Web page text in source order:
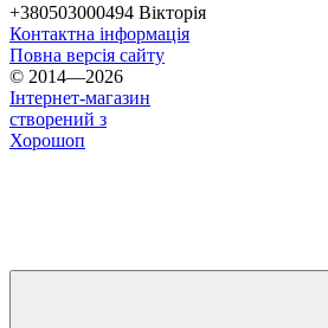
+380503000494 Вікторія
Контактна інформація
Повна версія сайту
© 2014—2026
Інтернет-магазин
створений з
Хорошоп